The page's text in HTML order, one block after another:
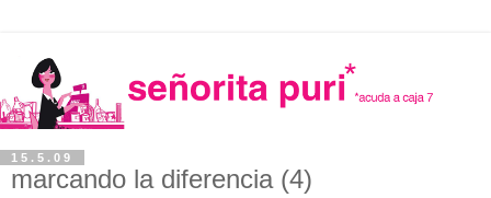
15.5.09
marcando la diferencia (4)